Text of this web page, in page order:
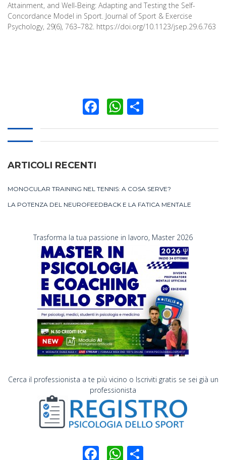
Attainment, and Well-Being: Adapting and Testing the Self-
Concordance Model in Sport. Journal of Sport & Exercise
Psychology, 29(6), 763–782. https://doi.org/10.1123/jsep.29.6.763
Facebook
WhatsApp
ARTICOLI RECENTI
MONOCULAR TRAINING NEL TENNIS: A COSA SERVE?
LA POTENZA DEL NEUROFEEDBACK E LA FATICA MENTALE
Trasforma la tua passione in lavoro, Master 2026
Cerca il professionista a te più vicino o Iscriviti gratis se sei già un
professionista
Facebook
WhatsApp